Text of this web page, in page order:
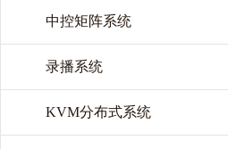
中控矩阵系统
录播系统
KVM分布式系统